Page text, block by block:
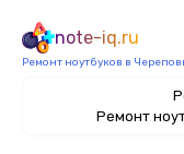
note-iq.ru
Ремонт ноутбуков в
Ремонт